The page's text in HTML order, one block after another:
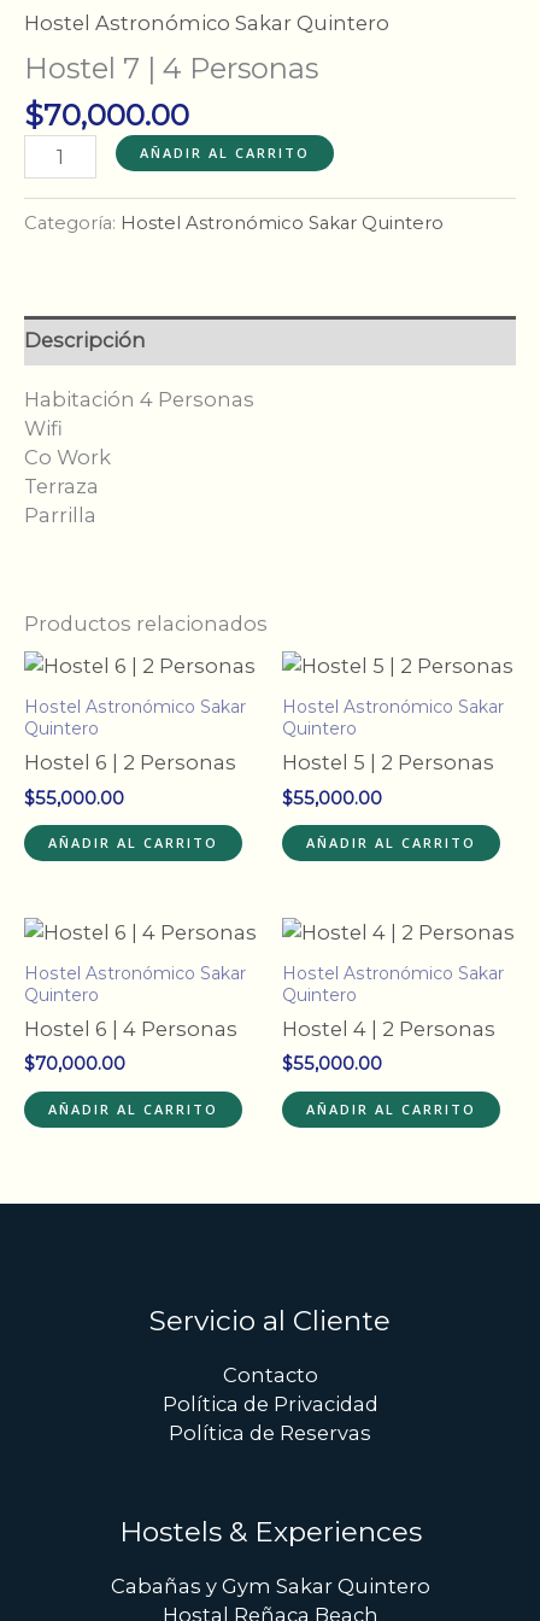
Hostel Astronómico Sakar Quintero
Hostel 7 | 4 Personas
$70,000.00
Hostel
7
|
4
AÑADIR AL CARRITO
Categoría: Hostel Astronómico Sakar Quintero
Descripción
Habitación 4 Personas
Wifi
Co Work
Terraza
Parrilla
Productos relacionados
Hostel Astronómico Sakar
Quintero
Hostel 6 | 2 Personas
$55,000.00
AÑADIR AL CARRITO
Hostel Astronómico Sakar
Quintero
Hostel 5 | 2 Personas
$55,000.00
AÑADIR AL CARRITO
Hostel Astronómico Sakar
Quintero
Hostel 6 | 4 Personas
$70,000.00
AÑADIR AL CARRITO
Hostel Astronómico Sakar
Quintero
Hostel 4 | 2 Personas
$55,000.00
AÑADIR AL CARRITO
Servicio al Cliente
Contacto
Política de Privacidad
Política de Reservas
Hostels & Experiences
Cabañas y Gym Sakar Quintero
Hostal Reñaca Beach